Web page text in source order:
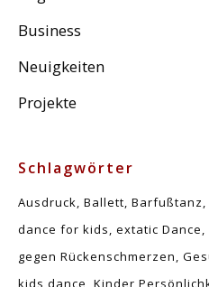
Business
Neuigkeiten
Projekte
Schlagwörter
Ausdruck Ballett Barfußtanz
dance for kids extatic Dance
gegen Rückenschmerzen
kids dance Kinder